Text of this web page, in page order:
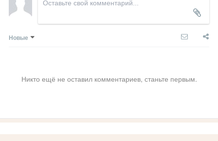
Новые
Никто ещё не оставил комментариев, станьте первым.